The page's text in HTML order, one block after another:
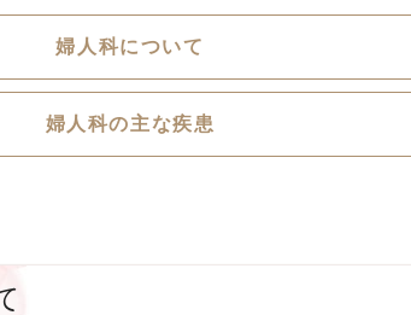
婦人科について
婦人科の主な疾患